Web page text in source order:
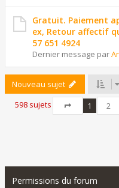
Gratuit. Paiement
ex, Retour affectif
57 651 4924
Dernier message par
Nouveau sujet
598 sujets
Page
sur24
1 2
Permissions du forum